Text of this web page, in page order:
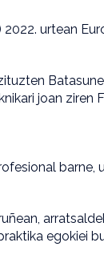
urtean
joan
egokiei